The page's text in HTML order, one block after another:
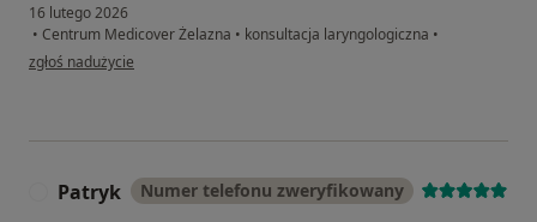
16 lutego 2026
• Centrum Medicover Żelazna • konsultacja laryngologiczna •
w opinii użytkownika MONIKA
zgłoś nadużycie
Patryk Numer telefonu zweryfikowany